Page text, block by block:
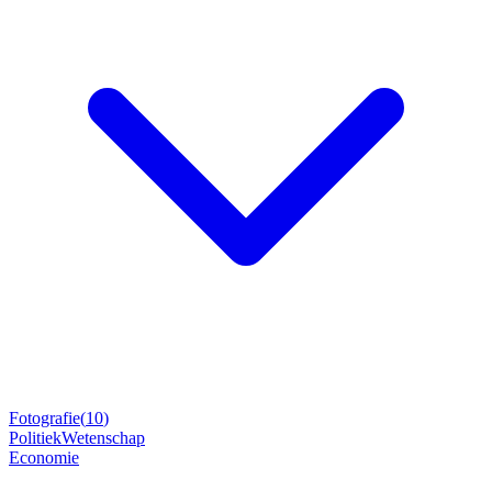
Fotografie(10)
PolitiekWetenschap
Economie